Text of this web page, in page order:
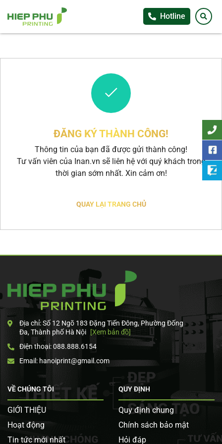
Hotline
ĐĂNG KÝ THÀNH CÔNG!
Thông tin của bạn đã được gửi thành công!
Tư vấn viên của Inan.vn sẽ liên hệ với quý khách trong
thời gian sớm nhất. Xin cảm ơn!
QUAY LẠI TRANG CHỦ
Địa chỉ: Số 12 Ngõ 183 Đặng Tiến Đông, Phường Đống
Đa, Thành phố Hà Nội
[Xem bản đồ]
Điện thoại: 088.888.6154
Email: hanoiprint@gmail.com
VỀ CHÚNG TÔI
GIỚI THIỆU
Hoạt động
Tin tức mới nhất
QUY ĐỊNH
Quy định chung
Chính sách bảo mật
Hỏi đáp